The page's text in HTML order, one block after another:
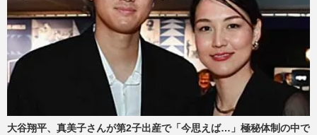
大谷翔平、真美子さんが第2子出産で「今思えば…」極秘体制の中で